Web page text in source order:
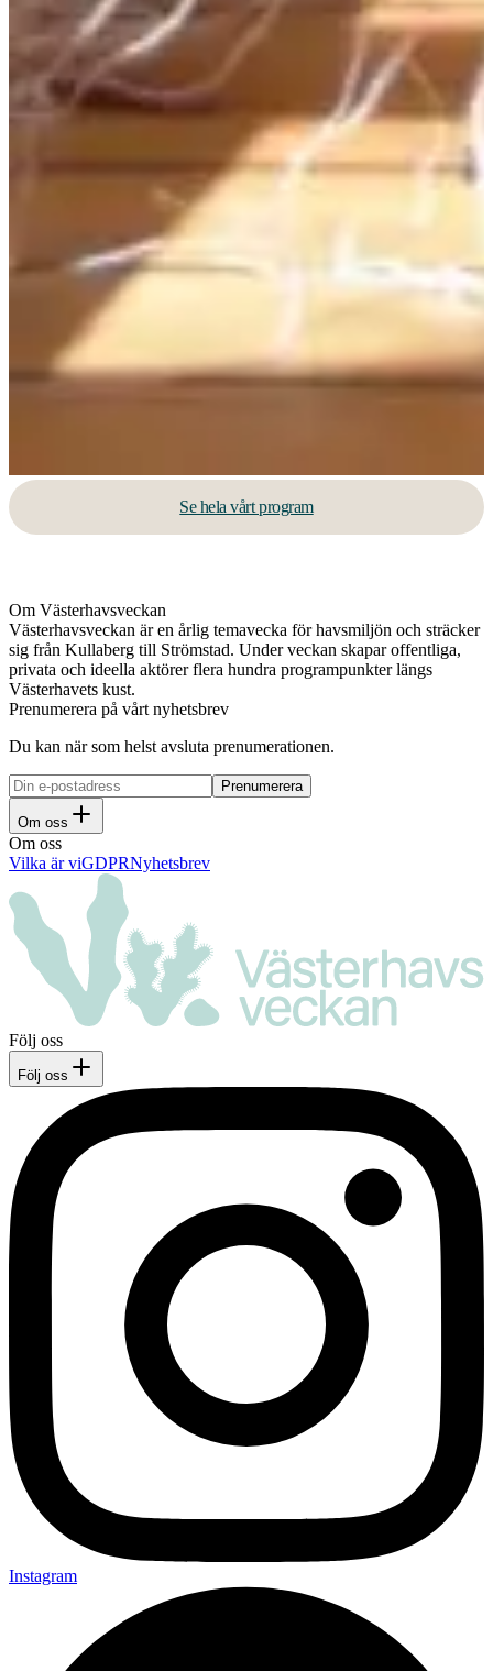
Se hela vårt program
Om Västerhavsveckan
Västerhavsveckan är en årlig temavecka för havsmiljön och sträcker
sig från Kullaberg till Strömstad. Under veckan skapar offentliga,
privata och ideella aktörer flera hundra programpunkter längs
Västerhavets kust.
Prenumerera på vårt nyhetsbrev
Du kan när som helst avsluta prenumerationen.
Om oss
Om oss
Vilka är viGDPRNyhetsbrev
Följ oss
Följ oss
Instagram